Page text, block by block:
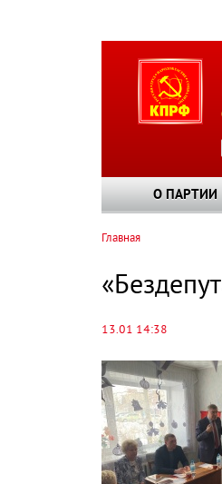
О ПАРТИИ
навигации
Главная
13.01 14:38